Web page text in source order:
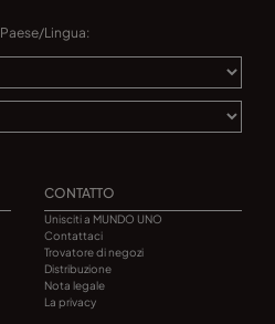
Paese/Lingua:
CONTATTO
Unisciti a MUNDO UNO
Contattaci
Trovatore di negozi
Distribuzione
Nota legale
La privacy